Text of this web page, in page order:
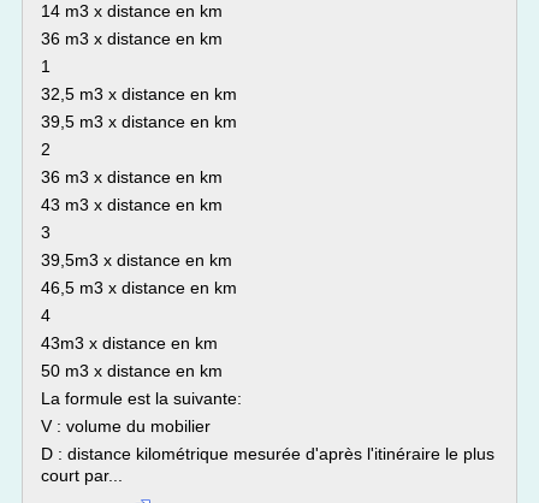
14 m3 x distance en km
36 m3 x distance en km
1
32,5 m3 x distance en km
39,5 m3 x distance en km
2
36 m3 x distance en km
43 m3 x distance en km
3
39,5m3 x distance en km
46,5 m3 x distance en km
4
43m3 x distance en km
50 m3 x distance en km
La formule est la suivante:
V : volume du mobilier
D : distance kilométrique mesurée d'après l'itinéraire le plus
court par...